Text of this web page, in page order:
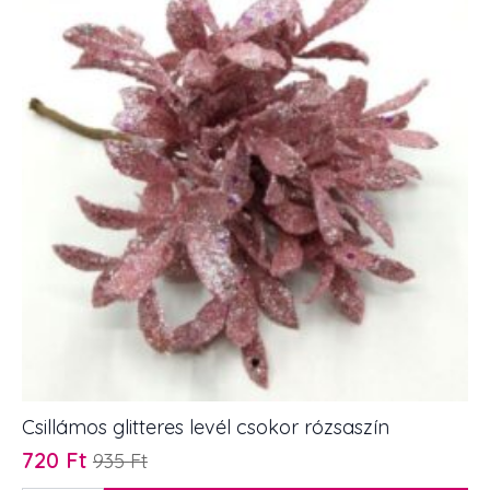
Csillámos glitteres levél csokor rózsaszín
935Ft
Original
720 Ft
Current